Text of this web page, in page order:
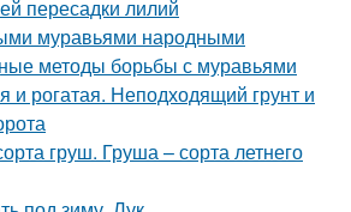
пересадки лилий
муравьями народными
методы борьбы с муравьями
и рогатая. Неподходящий грунт и
груш. Груша – сорта летнего